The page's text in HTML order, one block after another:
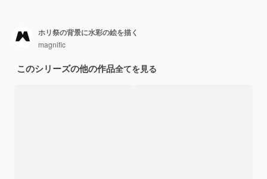
ホリ祭の背景に水彩の絵を描く
magnific
このシリーズの他の作品全てを見る